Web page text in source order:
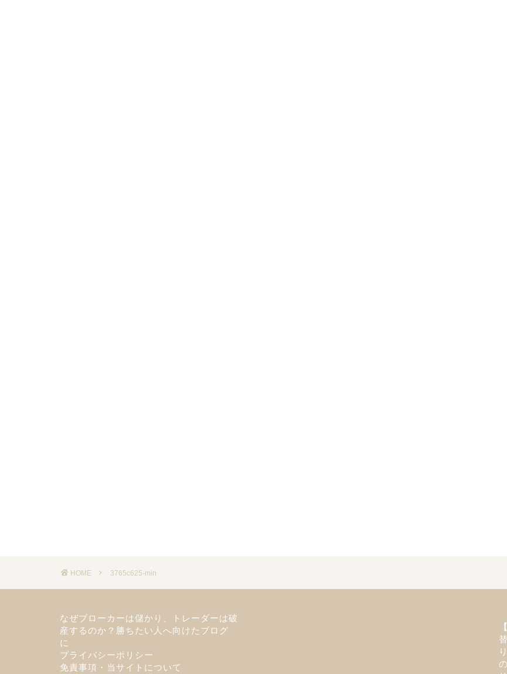
HOME 3765c625-min
なぜブローカーは儲かり、トレーダーは破
産するのか？勝ちたい人へ向けたブログ
に
プライバシーポリシー
免責事項・当サイトについて